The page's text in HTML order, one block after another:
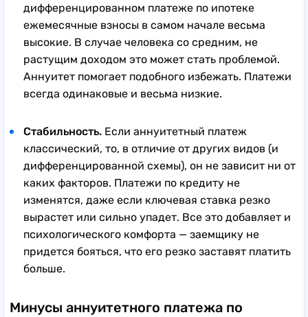
дифференцированном платеже по ипотеке
ежемесячные взносы в самом начале весьма
высокие. В случае человека со средним, не
растущим доходом это может стать проблемой.
Аннуитет помогает подобного избежать. Платежи
всегда одинаковые и весьма низкие.
Стабильность. Если аннуитетный платеж
классический, то, в отличие от других видов (и
дифференцированной схемы), он не зависит ни от
каких факторов. Платежи по кредиту не
изменятся, даже если ключевая ставка резко
вырастет или сильно упадет. Все это добавляет и
психологического комфорта — заемщику не
придется бояться, что его резко заставят платить
больше.
Минусы аннуитетного платежа по